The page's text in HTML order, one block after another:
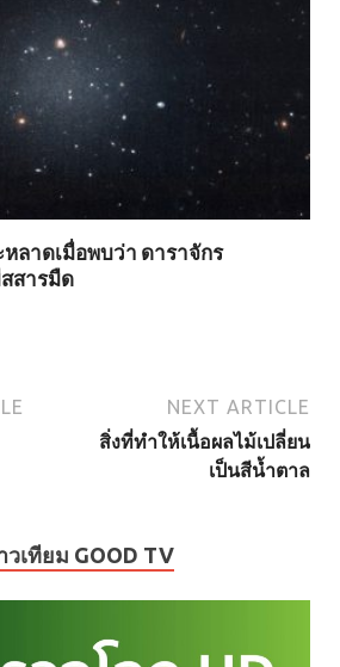
ลาดเมื่อพบว่า ดาราจักร
สารมืด
NEXT ARTICLE
สิ่งที่ทำให้เนื้อผลไม้เปลี่ยน
เป็นสีน้ำตาล
เทียม GOOD TV